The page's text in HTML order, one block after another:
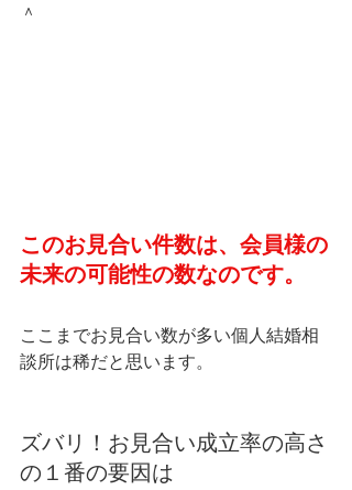
＾
このお見合い件数は、会員様の
未来の可能性の数なのです。
ここまでお見合い数が多い個人結婚相
談所は稀だと思います。
ズバリ！お見合い成立率の高さ
の１番の要因は